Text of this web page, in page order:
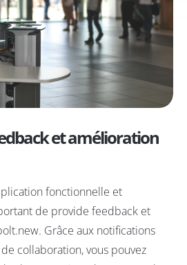
et amélioration
fonctionnelle et
de provide feedback et
Grâce aux notifications
collaboration, vous pouvez